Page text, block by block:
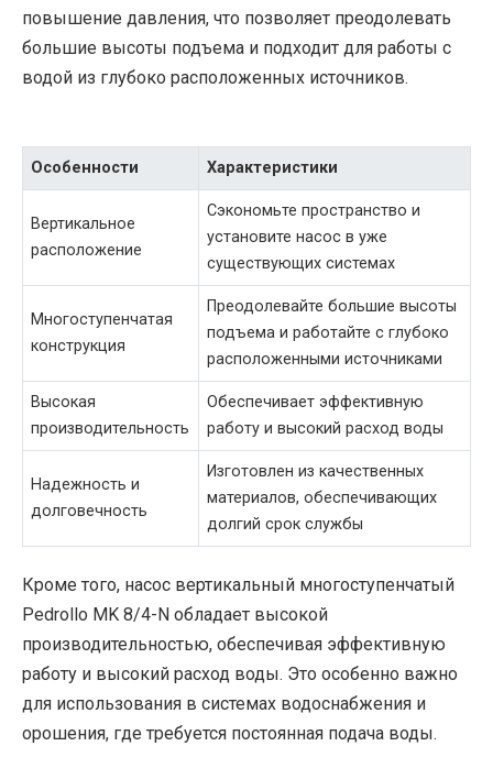
повышение давления, что позволяет преодолевать
большие высоты подъема и подходит для работы с
водой из глубоко расположенных источников.
Особенности Характеристики
Вертикальное
расположение
Сэкономьте пространство и
установите насос в уже
существующих системах
Многоступенчатая
конструкция
Преодолевайте большие высоты
подъема и работайте с глубоко
расположенными источниками
Высокая
производительность
Обеспечивает эффективную
работу и высокий расход воды
Надежность и
долговечность
Изготовлен из качественных
материалов, обеспечивающих
долгий срок службы
Кроме того, насос вертикальный многоступенчатый
Pedrollo MK 8/4-N обладает высокой
производительностью, обеспечивая эффективную
работу и высокий расход воды. Это особенно важно
для использования в системах водоснабжения и
орошения, где требуется постоянная подача воды.